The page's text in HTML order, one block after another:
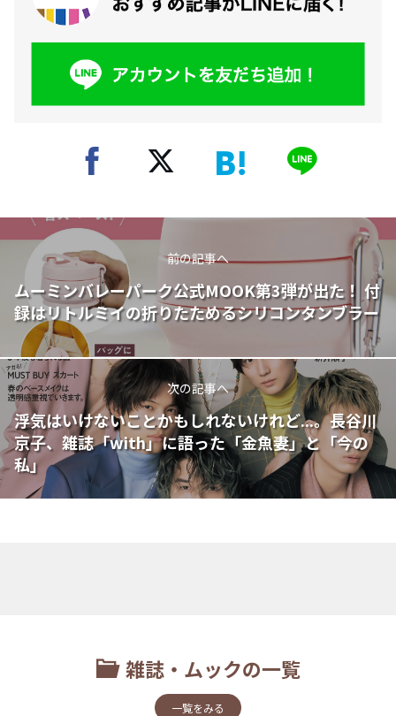
前の記事へ
ムーミンバレーパーク公式MOOK第3弾が出た！ 付
録はリトルミイの折りたためるシリコンタンブラー
次の記事へ
浮気はいけないことかもしれないけれど...。長谷川
京子、雑誌「with」に語った「金魚妻」と「今の
私」
雑誌・ムックの一覧
一覧をみる